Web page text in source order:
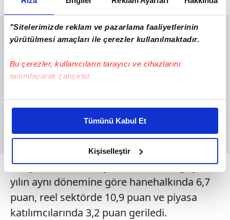
"Sitelerimizde reklam ve pazarlama faaliyetlerinin
yürütülmesi amaçları ile çerezler kullanılmaktadır.
Bu çerezler, kullanıcıların tarayıcı ve cihazlarını
tanımlayarak çalışırlar.
Bu çerezlere izin vermeniz halinde sizlere özel
daha iyi reklam deneyimi yaşatabiliriz. Bunu yaparken
amacımızın size daha iyi bir reklam deneyimi sunmak
olduğunu ve sizlere en iyi içerikleri sunabilmek adına
elimizden gelen çabayı gösterdiğimizi ve bu noktada,
reklamların maliyetlerimizi karşılamak noktasında tek gelir
kalemimiz olduğunu sizlere hatırlatmak isteriz.
Her halükârda, kullanıcılar, bu çerezlere izin vermedikleri
Tümünü Kabul Et
Kişiselleştir
12 ay sonrası enflasyon beklentileri geçen
yılın aynı dönemine göre hanehalkında 6,7
puan, reel sektörde 10,9 puan ve piyasa
katılımcılarında 3,2 puan geriledi.